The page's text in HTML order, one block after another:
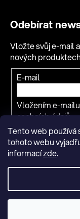
Tento web používá
tohoto webu
informacízde.
Odebírat
Vložte svůj e-mail
nových
Přihlášení
odběru
novinek
E-mail
Vložením e-
osobních údajů
PŘIHLÁSIT
Upravit nastavení